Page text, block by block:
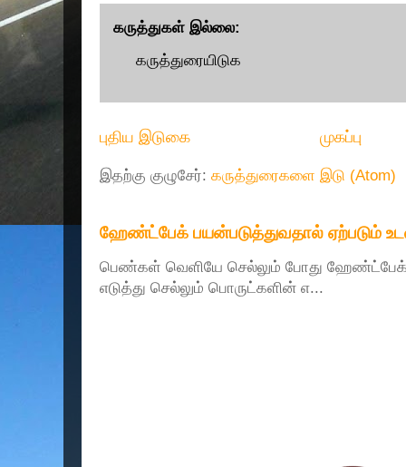
கருத்துகள் இல்லை:
கருத்துரையிடுக
புதிய இடுகை முகப்பு
இதற்கு குழுசேர்: கருத்துரைகளை இடு (Atom)
ஹேண்ட்பேக் பயன்படுத்துவதால் ஏற்படும்
பெண்கள் வெளியே செல்லும் போது
எடுத்து செல்லும் பொருட்களின் எ...